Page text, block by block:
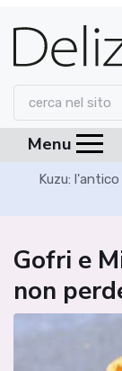
Menu
Kuzu:
Gofri e
non